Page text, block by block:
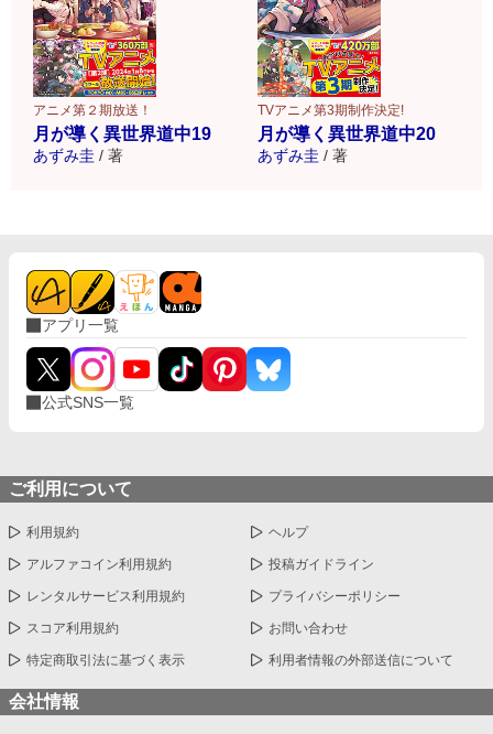
アニメ第２期放送！
月が導く異世界道中19
あずみ圭 / 著
TVアニメ第3期制作決定!
月が導く異世界道中20
あずみ圭 / 著
アプリ一覧
公式SNS一覧
ご利用について
利用規約 ヘルプ
アルファコイン利用規約 投稿ガイドライン
レンタルサービス利用規約 プライバシーポリシー
スコア利用規約 お問い合わせ
特定商取引法に基づく表示 利用者情報の外部送信について
会社情報